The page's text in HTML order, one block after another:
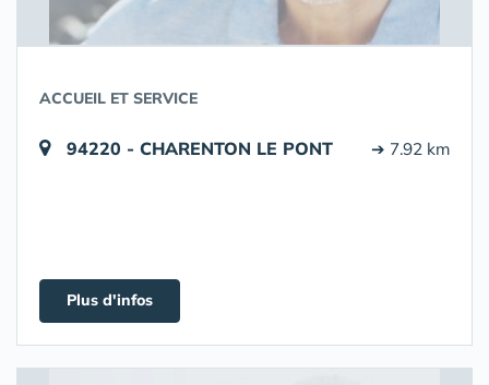
ACCUEIL ET SERVICE
94220 - CHARENTON LE PONT ➔ 7.92 km
Plus d'infos